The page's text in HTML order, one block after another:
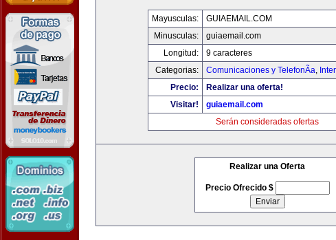
Mayusculas:
GUIAEMAIL.COM
Minusculas:
guiaemail.com
Longitud:
9 caracteres
Categorias:
Comunicaciones y TelefonÃ­a,
Precio:
Realizar una oferta!
Visitar!
guiaemail.com
Serán consideradas ofertas
Realizar una Oferta
Precio Ofrecido $